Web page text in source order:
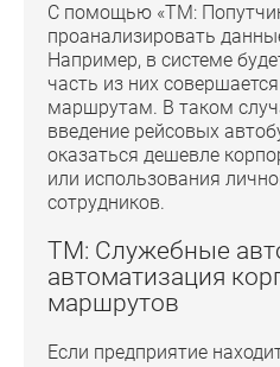
С помощью «ТМ:
проанализировать
Например, в системе
часть из них
маршрутам. В таком
введение рейсовых
оказаться дешевле
или использования
сотрудников.
ТМ: Служебные
автоматизация
маршрутов
Если предприятие